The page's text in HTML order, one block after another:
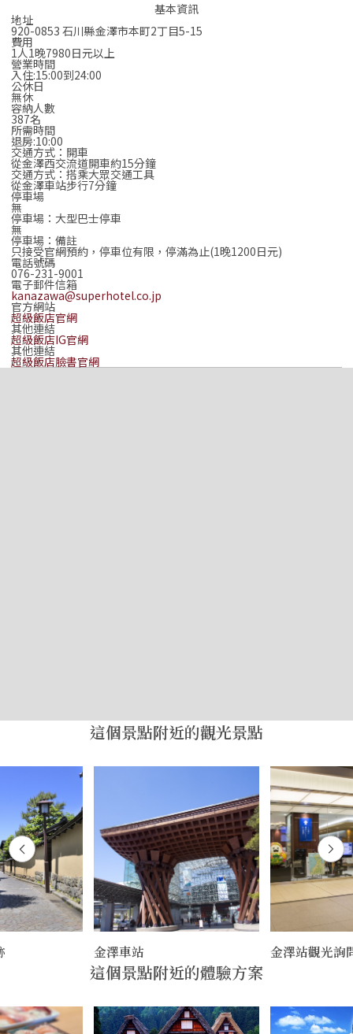
基本資訊
地址
920-0853 石川縣金澤市本町2丁目5-15
費用
1人1晚7980日元以上
營業時間
入住:15:00到24:00
公休日
無休
容納人數
387名
所需時間
退房:10:00
交通方式：開車
從金澤西交流道開車約15分鐘
交通方式：搭乘大眾交通工具
從金澤車站步行7分鐘
停車場
無
停車場：大型巴士停車
無
停車場：備註
只接受官網預約，停車位有限，停滿為止(1晚1200日元)
電話號碼
076-231-9001
電子郵件信箱
kanazawa@superhotel.co.jp
官方網站
超級飯店官網
其他連結
超級飯店IG官網
其他連結
超級飯店臉書官網
這個景點附近的觀光景點
金澤車站 金澤站觀光詢
這個景點附近的體驗方案